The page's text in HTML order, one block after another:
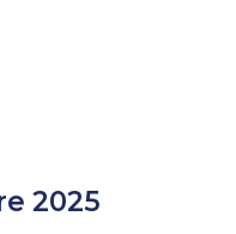
2025